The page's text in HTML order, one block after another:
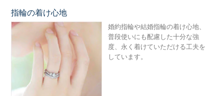
指輪の着け心地
婚約指輪や結婚指輪の着け心地、
普段使いにも配慮した十分な強
度、永く着けていただける工夫を
しています。